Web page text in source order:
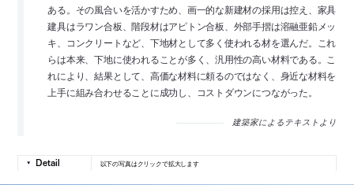
ある。その風合いを活かすため、画一的な新建材の採用は控え、家具
建具はラワン合板、階段材はアピトン合板、外部手摺は溶融亜鉛メッ
キ、コンクリートなど、下地材として多く使われる材を選んだ。これ
らは本来、下地に使われることが多く、汎用性の高い材料である。こ
れにより、結果として、高価な材料に頼るのではなく、身近な材料を
上手に組み合わせることに成功し、コストダウンにつながった。
建築家によるテキストより
以下の写真はクリックで拡大します